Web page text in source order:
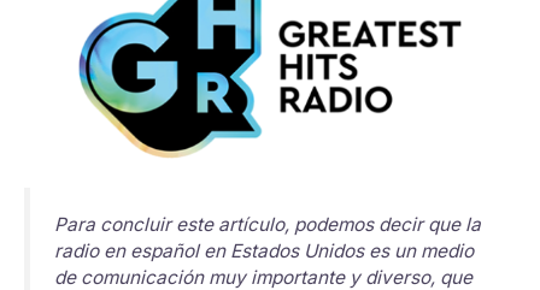
Para concluir este artículo, podemos decir que la
radio en español en Estados Unidos es un medio
de comunicación muy importante y diverso, que